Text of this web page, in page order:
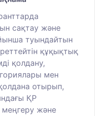
сақтау және
туындайтын
құқықтық
қолдану,
мен
отырып,
ҚР
меңгеру және